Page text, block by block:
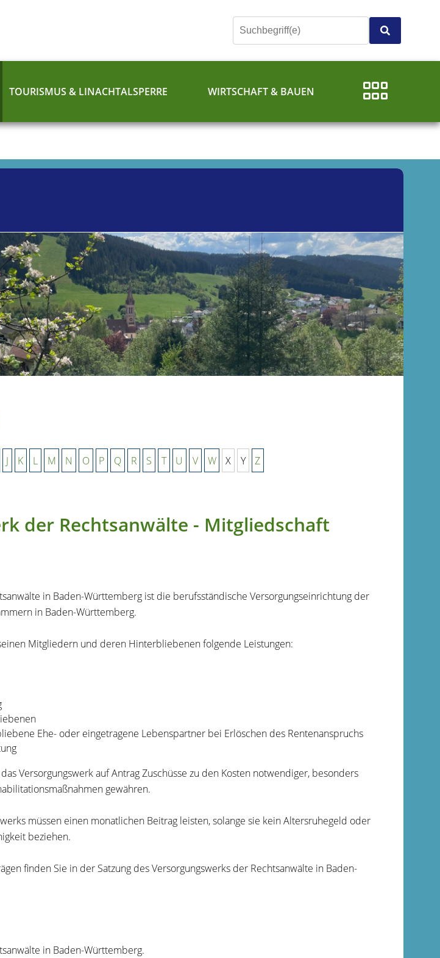
TOURISMUS & LINACHTALSPERRE WIRTSCHAFT & BAUEN
J K L M N O P Q R S T U V W X Y Z
der Rechtsanwälte - Mitgliedschaft
in Baden-Württemberg ist die berufsständische Versorgungseinrichtung der
in Baden-Württemberg.
Mitgliedern und deren Hinterbliebenen folgende Leistungen:
Ehe- oder eingetragene Lebenspartner bei Erlöschen des Rentenanspruchs
Versorgungswerk auf Antrag Zuschüsse zu den Kosten notwendiger, besonders
gewähren.
müssen einen monatlichen Beitrag leisten, solange sie kein Altersruhegeld oder
beziehen.
finden Sie in der Satzung desVersorgungswerks der Rechtsanwälte in Baden-
in Baden-Württemberg.